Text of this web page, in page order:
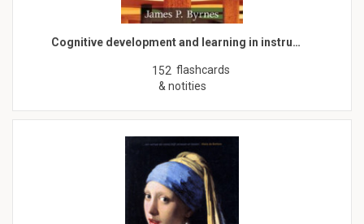
Cognitive development and learning in instru…
152 flashcards
& notities